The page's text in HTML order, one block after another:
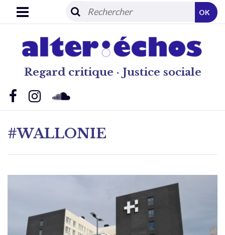
Regard critique · Justice sociale
OK
#WALLONIE